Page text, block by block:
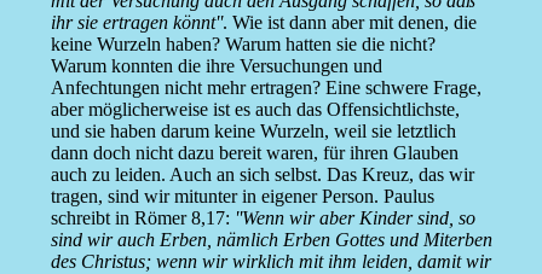
ihr sie ertragen könnt''. Wie ist dann aber mit denen, die
keine Wurzeln haben? Warum hatten sie die nicht?
Warum konnten die ihre Versuchungen und
Anfechtungen nicht mehr ertragen? Eine schwere Frage,
aber möglicherweise ist es auch das Offensichtlichste,
und sie haben darum keine Wurzeln, weil sie letztlich
dann doch nicht dazu bereit waren, für ihren Glauben
auch zu leiden. Auch an sich selbst. Das Kreuz, das wir
tragen, sind wir mitunter in eigener Person. Paulus
schreibt in Römer 8,17: ''Wenn wir aber Kinder sind, so
sind wir auch Erben, nämlich Erben Gottes und Miterben
des Christus; wenn wir wirklich mit ihm leiden, damit wir